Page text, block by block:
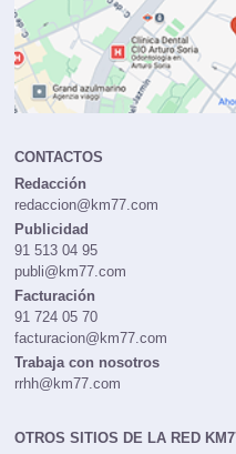
CONTACTOS
Redacción
redaccion@km77.com
Publicidad
91 513 04 95
publi@km77.com
Facturación
91 724 05 70
facturacion@km77.com
Trabaja con nosotros
rrhh@km77.com
OTROS SITIOS DE LA RED